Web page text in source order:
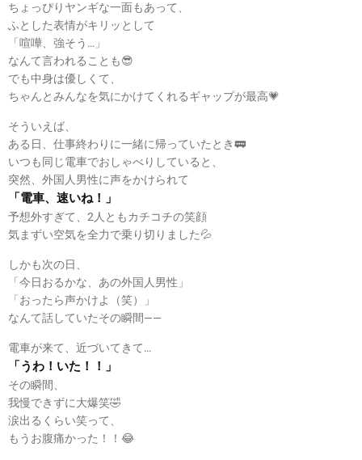
ちょっぴりヤンギな一面もあって、
ふとした表情がキリッとして
「喧嘩、強そう…」
なんて言われることも😎
でも中身は優しくて、
ちゃんとみんなを気にかけてくれるギャップが最高💗
そういえば、
ある日、仕事終わりに一緒に帰っていたとき🚃
いつも同じ電車でおしゃべりしていると、
突然、外国人男性に声をかけられて
「電車、速いね！」
予想外すぎて、2人ともカチコチの笑顔
気まずい空気を全力で乗り切りました💦
しかも次の日、
「今日おるかな、あの外国人男性」
「おったら声かけよ（笑）」
なんて話していたその瞬間――
電車が来て、近づいてきて…
「うわ！いた！！」
その瞬間、
我慢できずに大爆笑🤣
涙出るくらい笑って、
もうお腹痛かった！！😂